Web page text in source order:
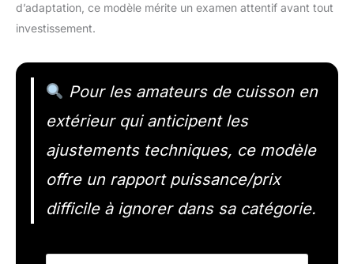
d’adaptation, ce modèle mérite un examen attentif avant tout
investissement.
Pour les amateurs de cuisson en
extérieur qui anticipent les
ajustements techniques, ce modèle
offre un rapport puissance/prix
difficile à ignorer dans sa catégorie.